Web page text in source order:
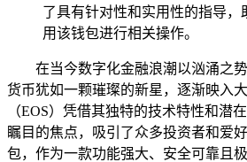
了具有针对性和实用性的指导，
用该钱包进行相关操作。
在当今数字化金融浪潮以汹涌之
货币犹如一颗璀璨的新星，逐渐映入大
（EOS）凭借其独特的技术特性和潜
瞩目的焦点，吸引了众多投资者和爱
包，作为一款功能强大、安全可靠且